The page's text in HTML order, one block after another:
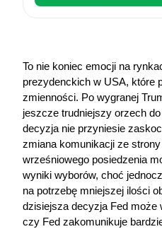
To nie koniec emocji na
prezydenckich w USA, które
zmienności. Po wygranej
jeszcze trudniejszy orzech
decyzja nie przyniesie
zmiana komunikacji ze
wrześniowego posiedzenia
wyniki wyborów, choć
na potrzebę mniejszej ilości
dzisiejsza decyzja Fed może
czy Fed zakomunikuje